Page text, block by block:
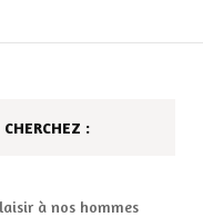
:
à nos hommes